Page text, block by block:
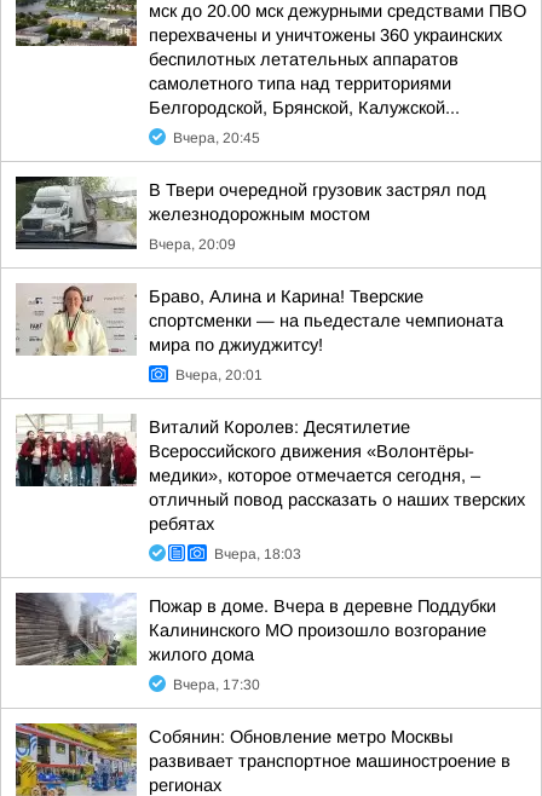
мск до 20.00 мск дежурными средствами ПВО
перехвачены и уничтожены 360 украинских
беспилотных летательных аппаратов
самолетного типа над территориями
Белгородской, Брянской, Калужской...
Вчера, 20:45
В Твери очередной грузовик застрял под
железнодорожным мостом
Вчера, 20:09
Браво, Алина и Карина! Тверские
спортсменки — на пьедестале чемпионата
мира по джиуджитсу!
Вчера, 20:01
Виталий Королев: Десятилетие
Всероссийского движения «Волонтёры-
медики», которое отмечается сегодня, –
отличный повод рассказать о наших тверских
ребятах
Вчера, 18:03
Пожар в доме. Вчера в деревне Поддубки
Калининского МО произошло возгорание
жилого дома
Вчера, 17:30
Собянин: Обновление метро Москвы
развивает транспортное машиностроение в
регионах